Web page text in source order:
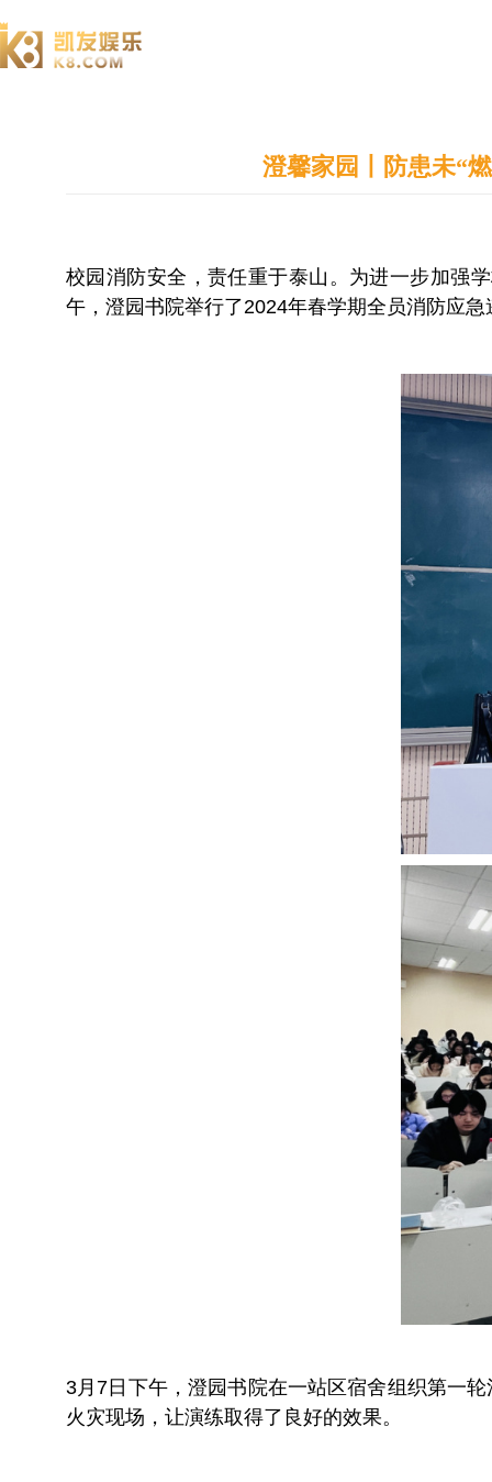
澄馨家园丨防患未“
校园消防安全，责任重于泰山。为进一步加强
午，澄园书院举行了2024年春学期全员消防应
3月7日下午，澄园书院在一站区宿舍组织第一
火灾现场，让演练取得了良好的效果。